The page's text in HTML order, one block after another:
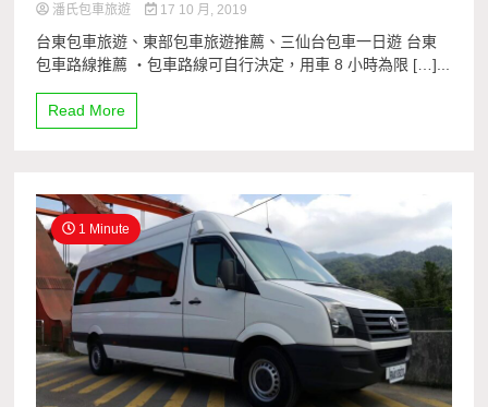
潘氏包車旅遊 17 10 月, 2019
台東包車旅遊、東部包車旅遊推薦、三仙台包車一日遊 台東
包車路線推薦 ・包車路線可自行決定，用車 8 小時為限 […]...
Read More
1 Minute